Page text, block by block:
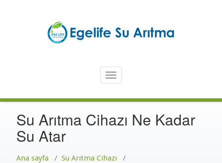
En İyi Su Arıtma Cihazı – Ege
Life Su Arıtma Cihazı
Toggle
navigation
Su Arıtma Cihazı Ne Kadar
Su Atar
Ana sayfa / Su Arıtma Cihazı /